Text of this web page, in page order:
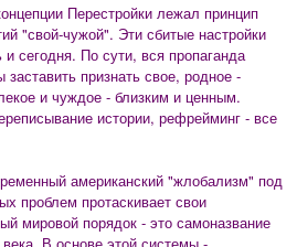
Перестройки лежал принцип
"свой-чужой". Эти сбитые настройки
сегодня. По сути, вся пропаганда
признать свое, родное -
и чуждое - близким и ценным.
истории, рефрейминг - все
американский "жлобализм" под
проблем протаскивает свои
мировой порядок - это самоназвание